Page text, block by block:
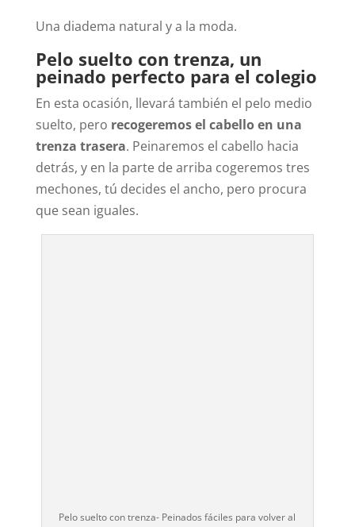
Una diadema natural y a la moda.
Pelo suelto con trenza, un
peinado perfecto para el colegio
En esta ocasión, llevará también el pelo medio
suelto, pero recogeremos el cabello en una
trenza trasera. Peinaremos el cabello hacia
detrás, y en la parte de arriba cogeremos tres
mechones, tú decides el ancho, pero procura
que sean iguales.
Pelo suelto con trenza- Peinados fáciles para volver al